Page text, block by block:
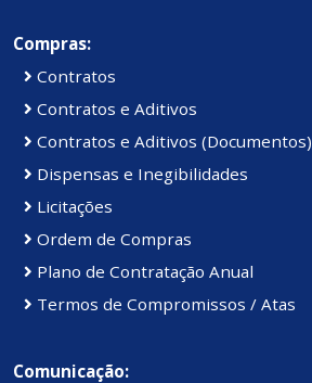
Compras:
Contratos
Contratos e Aditivos
Contratos e Aditivos (Documentos)
Dispensas e Inegibilidades
Licitações
Ordem de Compras
Plano de Contratação Anual
Termos de Compromissos / Atas
Comunicação: